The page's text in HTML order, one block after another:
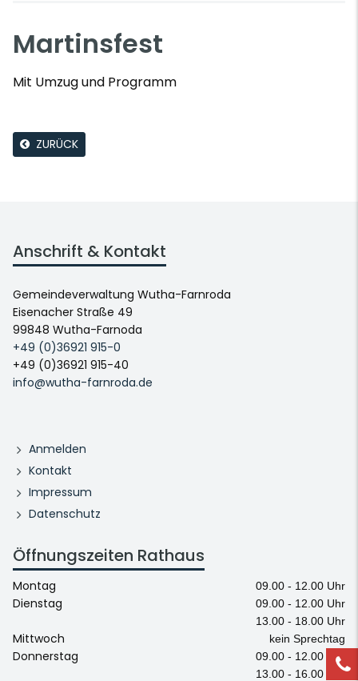
Martinsfest
Mit Umzug und Programm
ZURÜCK
Anschrift & Kontakt
Gemeindeverwaltung Wutha-Farnroda
Eisenacher Straße 49
99848 Wutha-Farnoda
+49 (0)36921 915-0
+49 (0)36921 915-40
info@wutha-farnroda.de
Anmelden
Kontakt
Impressum
Datenschutz
Öffnungszeiten Rathaus
Montag 09.00 - 12.00 Uhr
Dienstag
09.00 - 12.00 Uhr
13.00 - 18.00 Uhr
Mittwoch kein Sprechtag
Donnerstag
09.00 - 12.00 Uhr
13.00 - 16.00 Uhr